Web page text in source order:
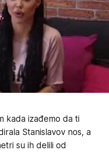
kada izađemo da ti
Stanislavov nos, a
su ih delili od